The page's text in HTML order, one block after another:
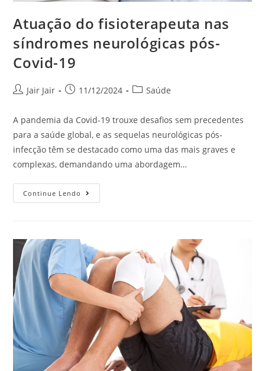
Atuação do fisioterapeuta nas
síndromes neurológicas pós-
Covid-19
Jair Jair 11/12/2024 Saúde
A pandemia da Covid-19 trouxe desafios sem precedentes
para a saúde global, e as sequelas neurológicas pós-
infecção têm se destacado como uma das mais graves e
complexas, demandando uma abordagem…
Continue Lendo